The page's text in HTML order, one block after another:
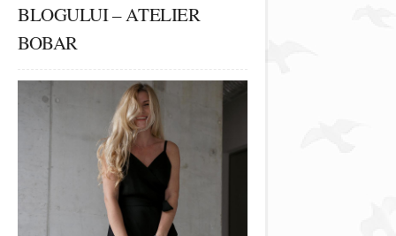
BLOGULUI – ATELIER
BOBAR